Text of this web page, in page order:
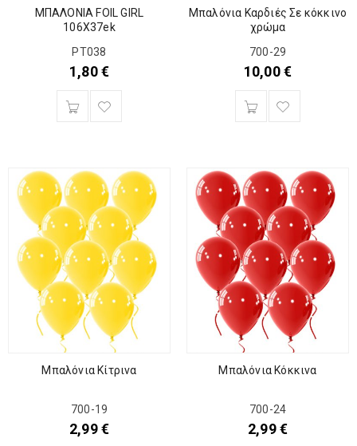
ΜΠΑΛΟΝΙΑ FOIL GIRL
106X37ek
ΡΤ038
1,80€
Μπαλόνια Καρδιές Σε κόκκινο
χρώμα
700-29
10,00€
Μπαλόνια Κίτρινα
700-19
2,99€
Μπαλόνια Κόκκινα
700-24
2,99€